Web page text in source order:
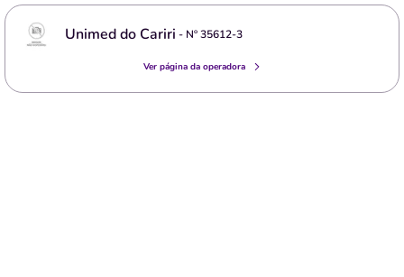
Unimed do Cariri - Nº35612-3
Ver página da operadora